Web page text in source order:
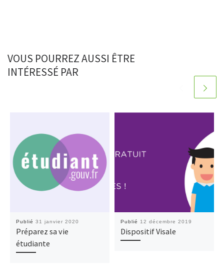
VOUS POURREZ AUSSI ÊTRE
INTÉRESSÉ PAR
Publié 31 janvier 2020
Préparez sa vie
étudiante
Publié 12 décembre 2019
Dispositif Visale